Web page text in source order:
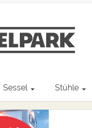
Sessel Stühle